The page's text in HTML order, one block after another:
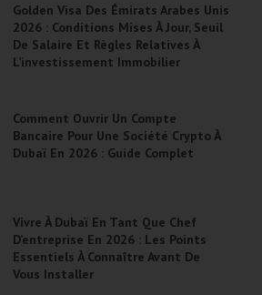
Golden Visa Des Émirats Arabes Unis
2026 : Conditions Mises À Jour, Seuil
De Salaire Et Règles Relatives À
L’investissement Immobilier
Comment Ouvrir Un Compte
Bancaire Pour Une Société Crypto À
Dubaï En 2026 : Guide Complet
Vivre À Dubaï En Tant Que Chef
D’entreprise En 2026 : Les Points
Essentiels À Connaître Avant De
Vous Installer